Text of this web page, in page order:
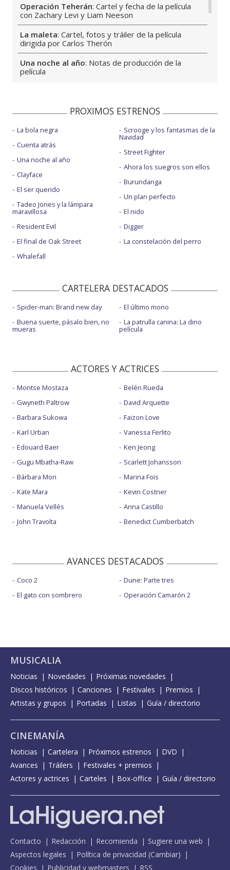
Operación Teherán: Cartel y fecha de la película
con Zachary Levi y Liam Neeson
La maleta: Cartel, fotos y tráiler de la película
dirigida por Carlos Therón
Una noche al año: Notas de producción de la
película
estreno
Dulce sabor a muerte
: Cartel, tráiler y fecha de la
película de Eli Roth
Deporte
Películas: Por qué el cine lleva un siglo enamorado
de la tensión
PROXIMOS ESTRENOS
La bola negra
Cuenta atrás
Una noche al año
Clayface
El ser querido
Tadeo Jones y la lámpara
maravillosa
Resident Evil
El final de Oak Street
Whalefall
Scrooge y los fantasmas de la
Navidad
Street Fighter
Ahora los suegros son ellos
Burundanga
Un plan perfecto
El nido
Digger
La constelación del perro
CARTELERA DESTACADOS
Spider-man: Brand new day
Buena suerte, pásalo bien, no
mueras
El último mono
La patrulla canina: La dino
película
ACTORES Y ACTRICES
Montse Mostaza
Gwyneth Paltrow
Barbara Sukowa
Karl Urban
Edouard Baer
Gugu Mbatha-Raw
Bárbara Mori
Kate Mara
Manuela Vellés
John Travolta
Belén Rueda
David Arquette
Faizon Love
Vanessa Ferlito
Ken Jeong
Scarlett Johansson
Marina Foïs
Kevin Costner
Anna Castillo
Benedict Cumberbatch
AVANCES DESTACADOS
Coco 2
El gato con sombrero
Dune: Parte tres
Operación Camarón 2
MUSICALIA
Noticias Novedades
Próximas novedades
Discos históricos
Canciones Festivales
Premios
Artistas y grupos
Portadas Listas Guía / directorio
CINEMANÍA
Noticias Cartelera Próximos estrenos
DVD
Avances
Tráilers
Festivales + premios
Actores y actrices
Carteles Box-office Guía / directorio
Contacto Redacción Recomienda
Sugiere una web
Aspectos legales
Política de privacidad (Cambiar)
Cookies
Publicidad y webmasters RSS